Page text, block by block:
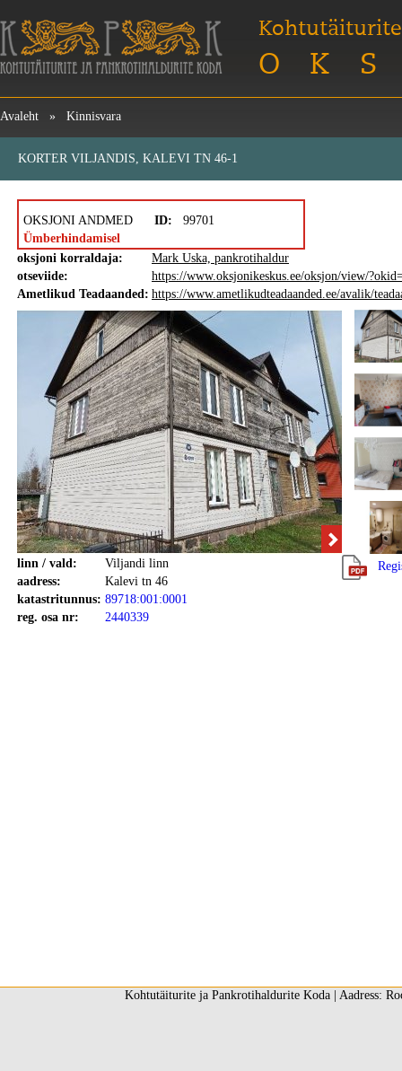
Avaleht » Kinnisvara
KORTER VILJANDIS, KALEVI TN 46-1
OKSJONI ANDMED ID:
99701
Ümberhindamisel
oksjoni korraldaja:
Mark Uska, pankrotihaldur
otseviide:
https://www.oksjonikeskus.ee/oksjon/view/
Ametlikud Teadaanded: https://www.ametlikudteadaanded.ee/avalik/
linn / vald:
Viljandi linn
aadress:
Kalevi tn 46
katastritunnus: 89718:001:0001
reg. osa nr:
2440339
Kohtutäiturite ja Pankrotihaldurite Koda | Aadress: